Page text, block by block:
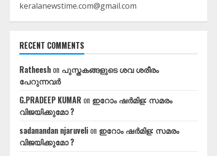
keralanewstime.com@gmail.com
RECENT COMMENTS
Ratheesh on പുസ്തകങ്ങളുടെ ശവ ശരീരം
പേറുന്നവർ
G.PRADEEP KUMAR on ഇറോം ഷർമിള: സമരം
വിജയിക്കുമോ ?
sadanandan njaruveli on ഇറോം ഷർമിള: സമരം
വിജയിക്കുമോ ?